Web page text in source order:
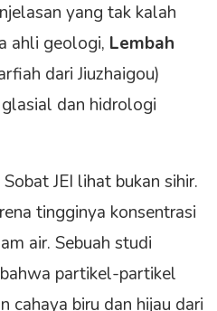
yang tak kalah
ahli geologi, Lembah
dari Jiuzhaigou)
dan hidrologi
JEI lihat bukan sihir.
tingginya konsentrasi
air. Sebuah studi
partikel-partikel
cahaya biru dan hijau dari